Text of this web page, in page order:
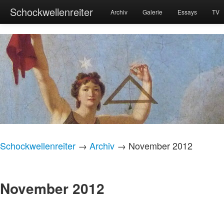
Schockwellenreiter Archiv Galerie Essays TV
Schockwellenreiter → Archiv → November 2012
November 2012